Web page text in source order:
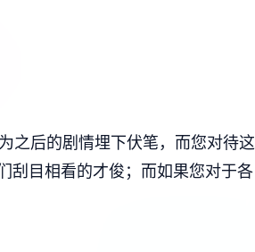
之后的剧情埋下伏笔，而您对待这
刮目相看的才俊；而如果您对于各